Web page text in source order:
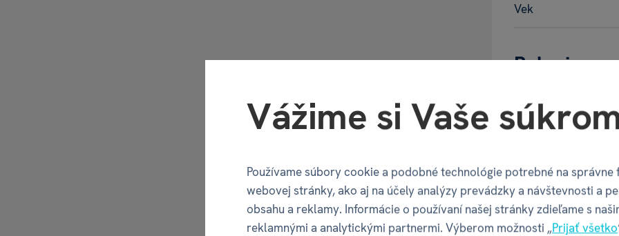
Vek
Balenie
Šírka balenia
Výška balenia
Váha balenia
Vážime si Vaše
Používame súbory cookie a podobné technológie potrebné na správne
webovej stránky, ako aj na účely analýzy prevádzky a návštevnosti a
obsahu a reklamy. Informácie o používaní našej stránky zdieľame s
reklamnými a analytickými partnermi. Výberom možnosti „Prijať všetko